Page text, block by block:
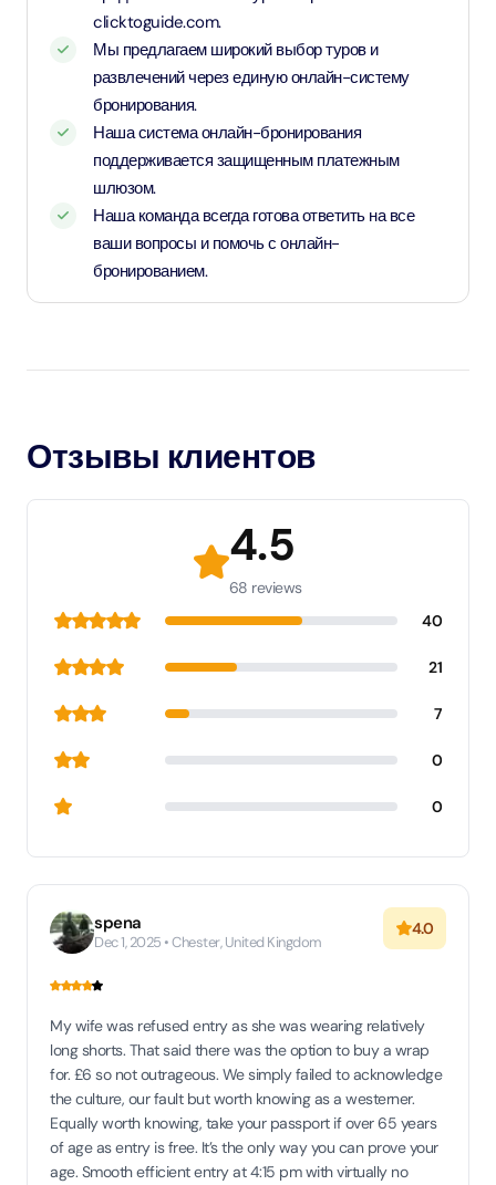
clicktoguide.com.
Мы предлагаем широкий выбор туров и
развлечений через единую онлайн-систему
бронирования.
Наша система онлайн-бронирования
поддерживается защищенным платежным
шлюзом.
Наша команда всегда готова ответить на все
ваши вопросы и помочь с онлайн-
бронированием.
Отзывы клиентов
4.5
68 reviews
40
21
7
0
0
spena
Dec 1, 2025 • Chester, United Kingdom
4.0
My wife was refused entry as she was wearing relatively
long shorts. That said there was the option to buy a wrap
for. £6 so not outrageous. We simply failed to acknowledge
the culture, our fault but worth knowing as a westerner.
Equally worth knowing, take your passport if over 65 years
of age as entry is free. It’s the only way you can prove your
age. Smooth efficient entry at 4:15 pm with virtually no